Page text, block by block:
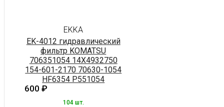
EKKA
EK-4012 гидравлический
фильтр KOMATSU
706351054 14X4932750
154-601-2170 70630-1054
HF6354 P551054
600 ₽
104 шт.